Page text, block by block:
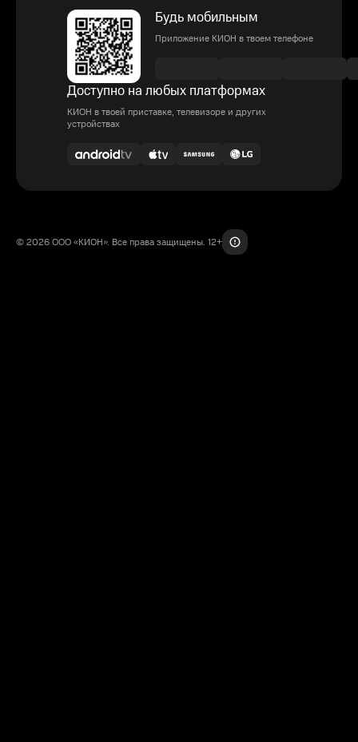
Будь мобильным
Приложение КИОН в твоем телефоне
Доступно на любых платформах
КИОН в твоей приставке, телевизоре и других
устройствах
© 2026 ООО «КИОН». Все права защищены. 12+